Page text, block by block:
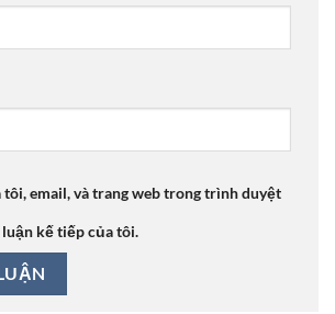
tôi, email, và trang web trong trình duyệt
kế tiếp của tôi.